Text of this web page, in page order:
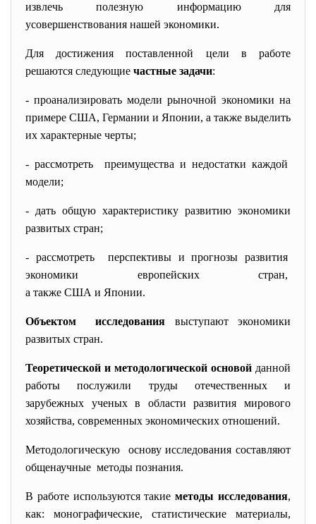
извлечь полезную информацию для
усовершенствования нашей экономики.
Для достижения поставленной цели в работе
решаются следующие частные задачи:
- проанализировать модели рыночной экономики на
примере США, Германии и Японии, а также выделить
их характерные черты;
- рассмотреть преимущества и недостатки каждой
модели;
- дать общую характеристику развитию экономики
развитых стран;
- рассмотреть перспективы и прогнозы развития
экономики европейских стран,
а также США и Японии.
Объектом исследования выступают экономики
развитых стран.
Теоретической и методологической основой данной
работы послужили труды отечественных и
зарубежных ученых в области развития мирового
хозяйства, современных экономических отношений.
Методологическую основу исследования составляют
общенаучные методы познания.
В работе используются такиеметоды исследования,
как: монографические, статистические материалы,